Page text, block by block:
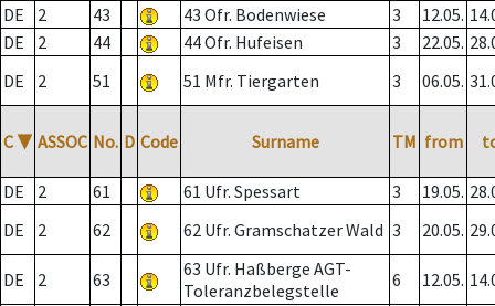
DE
2 43 43 Ofr. Bodenwiese 3 12.05.
DE
2 44 44 Ofr. Hufeisen 3 22.05.
DE
2 51 51 Mfr. Tiergarten 3 06.05.
C ▼ ASSOC No. D Code Surname TM from
DE 2 61 61 Ufr. Spessart 3 19.05.
DE
2 62 62 Ufr. Gramschatzer Wald 3 20.05.
DE 2 63
63 Ufr. Haßberge AGT-
Toleranzbelegstelle
6 12.05.